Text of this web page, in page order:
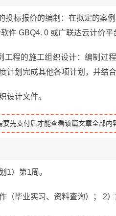
投标报价的编制：在拟定的案
件 GBQ4. 0 或广联达云计价
工程的施工组织设计：编制过
计划完成其他各项计划，并结
设计文件。
先支付后才能查看该篇文章全部内
1）第1周。
（毕业实习、资料查询）； 2）